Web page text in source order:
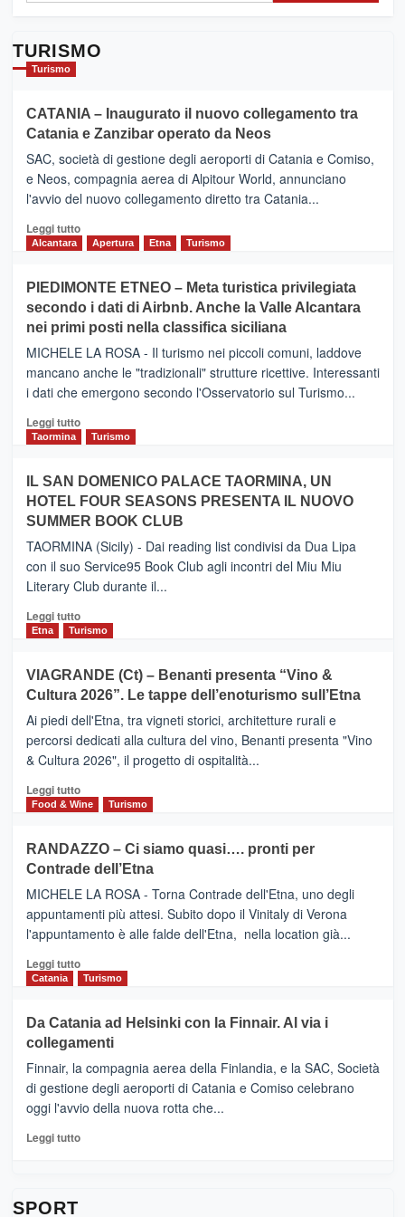
TURISMO
Turismo
CATANIA – Inaugurato il nuovo collegamento tra
Catania e Zanzibar operato da Neos
SAC, società di gestione degli aeroporti di Catania e Comiso,
e Neos, compagnia aerea di Alpitour World, annunciano
l'avvio del nuovo collegamento diretto tra Catania...
Leggi tuttoLeggi
CATANIA
–
Inaugurato
il
nuovo
collegamento
tra
e
Zanzibar
da
Neos
Alcantara Apertura Etna Turismo
PIEDIMONTE ETNEO – Meta turistica privilegiata
secondo i dati di Airbnb. Anche la Valle Alcantara
nei primi posti nella classifica siciliana
MICHELE LA ROSA - Il turismo nei piccoli comuni, laddove
mancano anche le "tradizionali" strutture ricettive. Interessanti
i dati che emergono secondo l'Osservatorio sul Turismo...
Leggi tuttoLeggi
PIEDIMONTE
ETNEO
–
Meta
turistica
privilegiata
secondo
dati
di
Anche
la
Alcantara
nei
primi
nella
classifica
Taormina Turismo
IL SAN DOMENICO PALACE TAORMINA, UN
HOTEL FOUR SEASONS PRESENTA IL NUOVO
SUMMER BOOK CLUB
TAORMINA (Sicily) - Dai reading list condivisi da Dua Lipa
con il suo Service95 Book Club agli incontri del Miu Miu
Literary Club durante il...
Leggi tuttoLeggi
di
IL
SAN
DOMENICO
PALACE
TAORMINA,
UN
HOTEL
FOUR
IL
NUOVO
SUMMER
CLUB
Etna Turismo
VIAGRANDE (Ct) – Benanti presenta “Vino &
Cultura 2026”. Le tappe dell’enoturismo sull’Etna
Ai piedi dell'Etna, tra vigneti storici, architetture rurali e
percorsi dedicati alla cultura del vino, Benanti presenta "Vino
& Cultura 2026", il progetto di ospitalità...
Leggi tuttoLeggi
di
VIAGRANDE
(Ct)
–
Benanti
presenta
“Vino
&
Cultura
tappe
dell’enoturismo
Food & Wine Turismo
RANDAZZO – Ci siamo quasi…. pronti per
Contrade dell’Etna
MICHELE LA ROSA - Torna Contrade dell'Etna, uno degli
appuntamenti più attesi. Subito dopo il Vinitaly di Verona
l'appuntamento è alle falde dell'Etna, nella location già...
Leggi tuttoLeggi
di
RANDAZZO
–
Ci
siamo
quasi….
pronti
per
Catania Turismo
Da Catania ad Helsinki con la Finnair. Al via i
collegamenti
Finnair, la compagnia aerea della Finlandia, e la SAC, Società
di gestione degli aeroporti di Catania e Comiso celebrano
oggi l'avvio della nuova rotta che...
Leggi tuttoLeggi
SPORT